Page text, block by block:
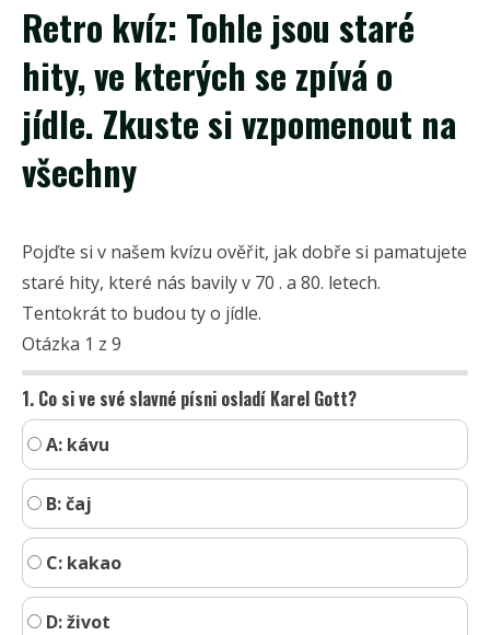
Retro kvíz: Tohle jsou staré
hity, ve kterých se zpívá o
jídle. Zkuste si vzpomenout na
všechny
Pojďte si v našem kvízu ověřit, jak dobře si pamatujete
staré hity, které nás bavily v 70 . a 80. letech.
Tentokrát to budou ty o jídle.
Otázka 1 z 9
1. Co si ve své slavné písni osladí Karel Gott?
A: kávu
B: čaj
C: kakao
D: život